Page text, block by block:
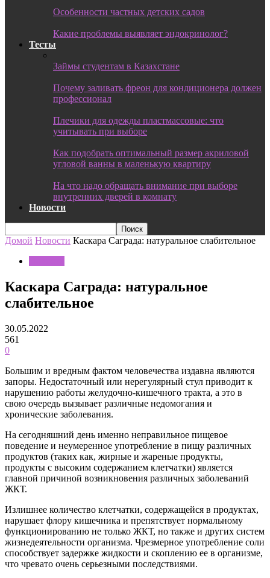
Особенности частных детских садов
Какие проблемы выявляет эндокринолог?
Тесты
Займы студентам в Казахстане
Почему заливать фреон для кондиционера должен
профессионал
Плечики для одежды пластмассовые: что
учитывать при выборе
Как подобрать оптимальный размер акриловой
угловой ванны в маленькую квартиру
На что надо обращать внимание при выборе
внутренних дверей в комнату
Новости
Домой Новости Каскара Саграда: натуральное слабительное
Каскара Саграда: натуральное
слабительное
30.05.2022
561
0
Большим и вредным фактом человечества издавна являются
запоры. Недостаточный или нерегулярный стул приводит к
нарушению работы желудочно-кишечного тракта, а это в
свою очередь вызывает различные недомогания и
хронические заболевания.
На сегодняшний день именно неправильное пищевое
поведение и неумеренное употребление в пищу различных
продуктов (таких как, жирные и жареные продукты,
продукты с высоким содержанием клетчатки) является
главной причиной возникновения различных заболеваний
ЖКТ.
Излишнее количество клетчатки, содержащейся в продуктах,
нарушает флору кишечника и препятствует нормальному
функционированию не только ЖКТ, но также и других систем
жизнедеятельности организма. Чрезмерное употребление соли
способствует задержке жидкости и скоплению ее в организме,
что чревато очень серьезными последствиями.